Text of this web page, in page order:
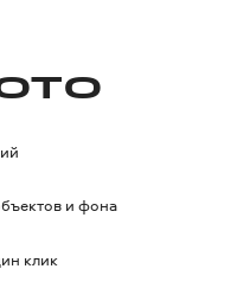
и фона
клик